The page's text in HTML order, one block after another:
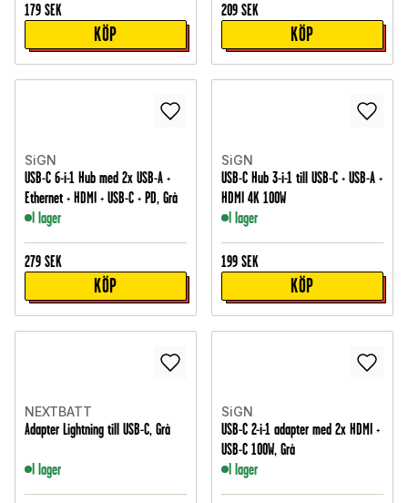
179 SEK
KÖP
209 SEK
KÖP
SiGN
USB-C 6-i-1 Hub med 2x USB-A +
Ethernet + HDMI + USB-C + PD, Grå
I lager
279 SEK
KÖP
SiGN
USB-C Hub 3-i-1 till USB-C + USB-A +
HDMI 4K 100W
I lager
199 SEK
KÖP
NEXTBATT
Adapter Lightning till USB-C, Grå
I lager
SiGN
USB-C 2-i-1 adapter med 2x HDMI +
USB-C 100W, Grå
I lager